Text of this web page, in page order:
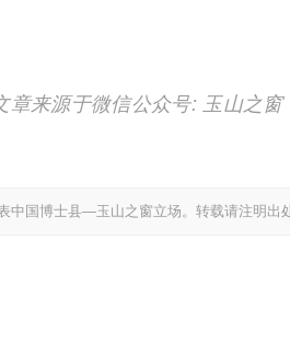
章来源于微信公众号: 玉山之窗
中国博士县—玉山之窗立场。转载请注明出